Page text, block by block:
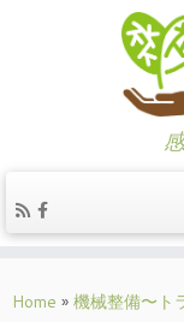
toHome » 機械整備〜ト